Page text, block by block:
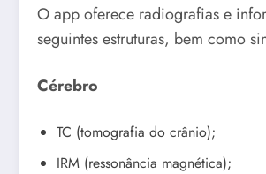
O app oferece radiografias e
seguintes estruturas, bem como
Cérebro
TC (tomografia do crânio);
IRM (ressonância magnética);